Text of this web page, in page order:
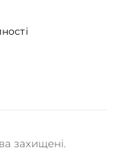
захищені.